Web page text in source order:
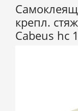
крепл.
Cabeus hc